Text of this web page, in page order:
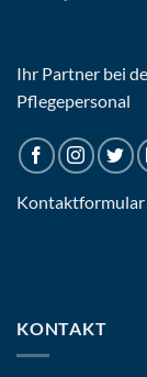
Ihr Partner bei
Pflegepersonal
Kontaktformular
KONTAKT